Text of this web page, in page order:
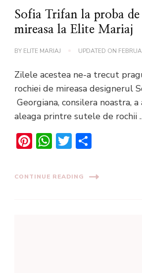
Sofia Trifan la proba de
mireasa la Elite Mariaj
BY ELITE MARIAJ UPDATED ON
Zilele acestea ne-a trecut
rochiei de mireasa designerul
Georgiana, consilera noastra,
aleaga printre sutele de rochii
Pinterest
WhatsApp
Twitter
CONTINUE READING